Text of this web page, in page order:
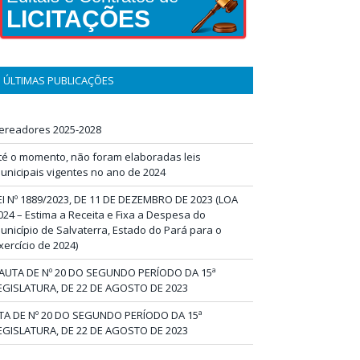
LICITAÇÕES
ÚLTIMAS PUBLICAÇÕES
2025-2028
o momento, não foram elaboradas leis
vigentes no ano de 2024
Nº 1889/2023, DE 11 DE DEZEMBRO DE 2023 (LOA
– Estima a Receita e Fixa a Despesa do
de Salvaterra, Estado do Pará para o
de 2024)
DE Nº 20 DO SEGUNDO PERÍODO DA 15ª
DE 22 DE AGOSTO DE 2023
DE Nº 20 DO SEGUNDO PERÍODO DA 15ª
DE 22 DE AGOSTO DE 2023